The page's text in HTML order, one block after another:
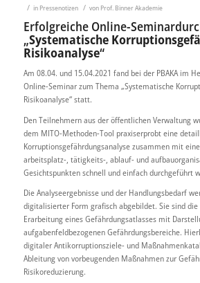
/ in Pressenotizen / von Prof. Binner Akademie
Erfolgreiche Online-
„Systematische
Risikoanalyse“
Am 08.04. und 15.04.2021 fand bei der PBAKA im
Online-Seminar zum Thema „Systematische
Risikoanalyse“ statt.
Den Teilnehmern aus der öffentlichen Verwaltung
dem MITO-Methoden-Tool praxiserprobt eine
Korruptionsgefährdungsanalyse zusammen mit
arbeitsplatz-, tätigkeits-, ablauf- und
Gesichtspunkten schnell und einfach durchgeführt
Die Analyseergebnisse und der Handlungsbedarf
digitalisierter Form grafisch abgebildet. Sie sind
Erarbeitung eines Gefährdungsatlasses mit
aufgabenfeldbezogenen Gefährdungsbereiche.
digitaler Antikorruptionsziele- und
Ableitung von vorbeugenden Maßnahmen zur
Risikoreduzierung.